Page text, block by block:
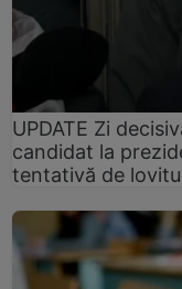
UPDATE Zi
candidat la
tentativă de